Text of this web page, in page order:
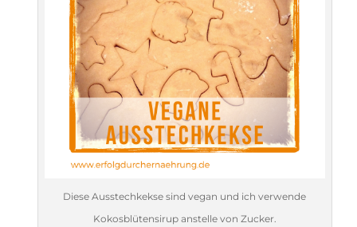
Diese Ausstechkekse sind vegan und ich verwende
Kokosblütensirup anstelle von Zucker.